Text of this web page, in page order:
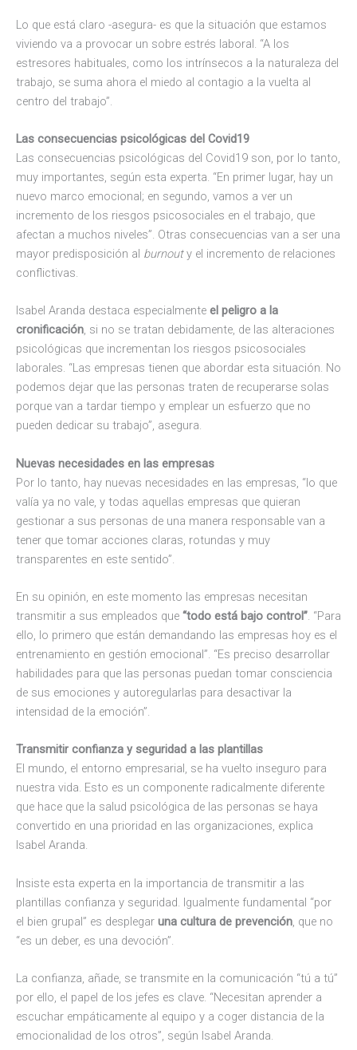
Lo que está claro -asegura- es que la situación que estamos
viviendo va a provocar un sobre estrés laboral. “A los
estresores habituales, como los intrínsecos a la naturaleza del
trabajo, se suma ahora el miedo al contagio a la vuelta al
centro del trabajo”.
Las consecuencias psicológicas del Covid19
Las consecuencias psicológicas del Covid19 son, por lo tanto,
muy importantes, según esta experta. “En primer lugar, hay un
nuevo marco emocional; en segundo, vamos a ver un
incremento de los riesgos psicosociales en el trabajo, que
afectan a muchos niveles”. Otras consecuencias van a ser una
mayor predisposición al burnouty el incremento de relaciones
conflictivas.
Isabel Aranda destaca especialmente el peligro a la
cronificación, si no se tratan debidamente, de las alteraciones
psicológicas que incrementan los riesgos psicosociales
laborales. “Las empresas tienen que abordar esta situación. No
podemos dejar que las personas traten de recuperarse solas
porque van a tardar tiempo y emplear un esfuerzo que no
pueden dedicar su trabajo”, asegura.
Nuevas necesidades en las empresas
Por lo tanto, hay nuevas necesidades en las empresas, “lo que
valía ya no vale, y todas aquellas empresas que quieran
gestionar a sus personas de una manera responsable van a
tener que tomar acciones claras, rotundas y muy
transparentes en este sentido”.
En su opinión, en este momento las empresas necesitan
transmitir a sus empleados que “todo está bajo control”. “Para
ello, lo primero que están demandando las empresas hoy es el
entrenamiento en gestión emocional”. “Es preciso desarrollar
habilidades para que las personas puedan tomar consciencia
de sus emociones y autoregularlas para desactivar la
intensidad de la emoción”.
Transmitir confianza y seguridad a las plantillas
El mundo, el entorno empresarial, se ha vuelto inseguro para
nuestra vida. Esto es un componente radicalmente diferente
que hace que la salud psicológica de las personas se haya
convertido en una prioridad en las organizaciones, explica
Isabel Aranda.
Insiste esta experta en la importancia de transmitir a las
plantillas confianza y seguridad. Igualmente fundamental “por
el bien grupal” es desplegar una cultura de prevención, que no
“es un deber, es una devoción”.
La confianza, añade, se transmite en la comunicación “tú a tú”
por ello, el papel de los jefes es clave. “Necesitan aprender a
escuchar empáticamente al equipo y a coger distancia de la
emocionalidad de los otros”, según Isabel Aranda.